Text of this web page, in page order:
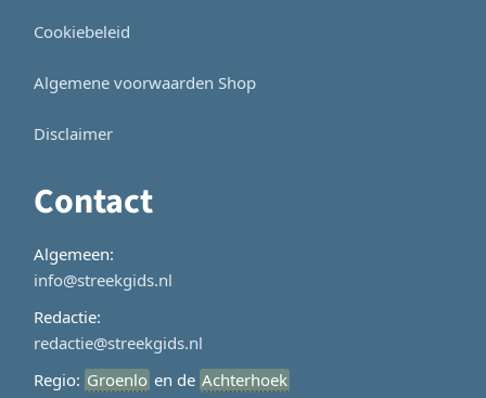
Cookiebeleid
Algemene voorwaarden Shop
Disclaimer
Contact
Algemeen:
info@streekgids.nl
Redactie:
redactie@streekgids.nl
Regio: Groenlo en de Achterhoek